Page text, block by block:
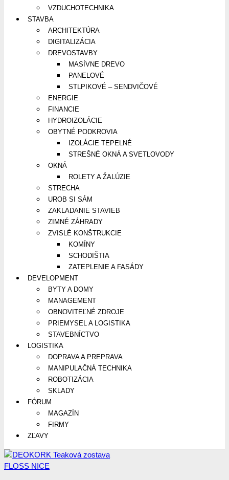
VZDUCHOTECHNIKA
STAVBA
ARCHITEKTÚRA
DIGITALIZÁCIA
DREVOSTAVBY
MASÍVNE DREVO
PANELOVÉ
STLPIKOVÉ – SENDVIČOVÉ
ENERGIE
FINANCIE
HYDROIZOLÁCIE
OBYTNÉ PODKROVIA
IZOLÁCIE TEPELNÉ
STREŠNÉ OKNÁ A SVETLOVODY
OKNÁ
ROLETY A ŽALÚZIE
STRECHA
UROB SI SÁM
ZAKLADANIE STAVIEB
ZIMNÉ ZÁHRADY
ZVISLÉ KONŠTRUKCIE
KOMÍNY
SCHODIŠTIA
ZATEPLENIE A FASÁDY
DEVELOPMENT
BYTY A DOMY
MANAGEMENT
OBNOVITEĽNÉ ZDROJE
PRIEMYSEL A LOGISTIKA
STAVEBNÍCTVO
LOGISTIKA
DOPRAVA A PREPRAVA
MANIPULAČNÁ TECHNIKA
ROBOTIZÁCIA
SKLADY
FÓRUM
MAGAZÍN
FIRMY
ZĽAVY